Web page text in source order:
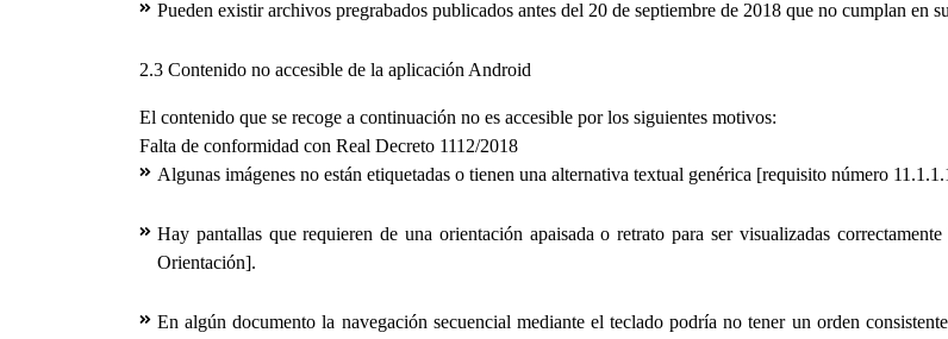
Pueden existir archivos pregrabados publicados antes del 20 de septiembre de 2018 que no cumplan en
2.3 Contenido no accesible de la aplicación Android
El contenido que se recoge a continuación no es accesible por los siguientes motivos:
Falta de conformidad con Real Decreto 1112/2018
Algunas imágenes no están etiquetadas o tienen una alternativa textual genérica [requisito número
Hay pantallas que requieren de una orientación apaisada o retrato para ser visualizadas
Orientación].
En algún documento la navegación secuencial mediante el teclado podría no tener un orden